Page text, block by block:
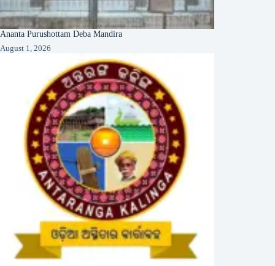
Ananta Purushottam Deba Mandira
August 1, 2026